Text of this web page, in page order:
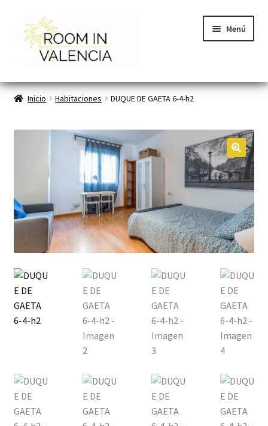
Menú
Inicio
Contacto
Planes VLC
Mi cuenta
Inicio Habitaciones DUQUE DE GAETA 6-4-h2
🔍